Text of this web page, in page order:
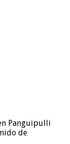
Panguipulli
de